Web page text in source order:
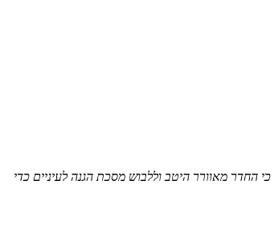
החדר מאוורר היטב וללבוש מסכת הגנה לעיניים כדי